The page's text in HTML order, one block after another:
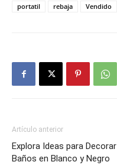
portatil
rebaja Vendido
Artículo anterior
Explora Ideas para Decorar
Baños en Blanco y Negro